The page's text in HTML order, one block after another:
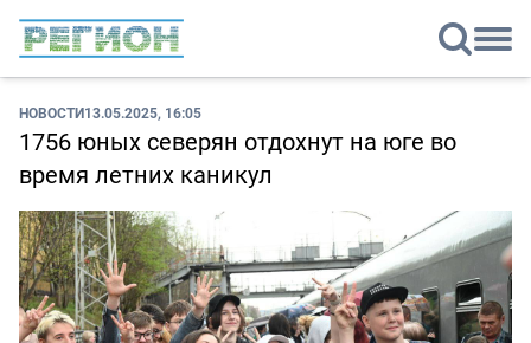
НОВОСТИ13.05.2025, 16:05
1756 юных северян отдохнут на юге во
время летних каникул